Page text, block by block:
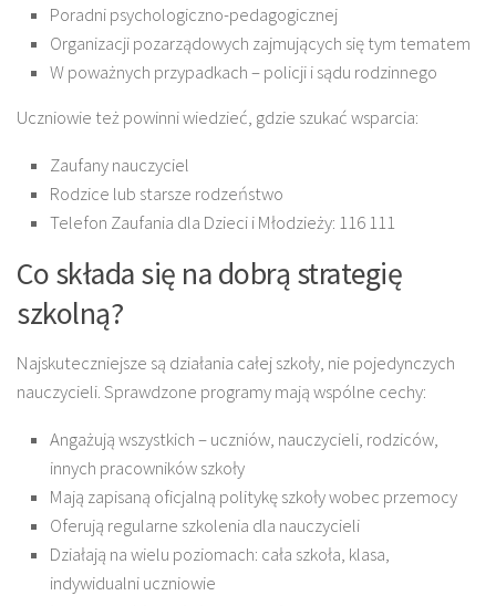
Poradni psychologiczno-pedagogicznej
Organizacji pozarządowych zajmujących się tym tematem
W poważnych przypadkach – policji i sądu rodzinnego
Uczniowie też powinni wiedzieć, gdzie szukać wsparcia:
Zaufany nauczyciel
Rodzice lub starsze rodzeństwo
Telefon Zaufania dla Dzieci i Młodzieży: 116 111
Co składa się na dobrą strategię
szkolną?
Najskuteczniejsze są działania całej szkoły, nie pojedynczych
nauczycieli. Sprawdzone programy mają wspólne cechy:
Angażują wszystkich – uczniów, nauczycieli, rodziców,
innych pracowników szkoły
Mają zapisaną oficjalną politykę szkoły wobec przemocy
Oferują regularne szkolenia dla nauczycieli
Działają na wielu poziomach: cała szkoła, klasa,
indywidualni uczniowie